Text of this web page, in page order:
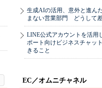
生成AIの活用、意外と進ん
まない営業部門 どうして
LINE公式アカウントを活用
ポート向けビジネスチャッ
きること
EC／オムニチャネル